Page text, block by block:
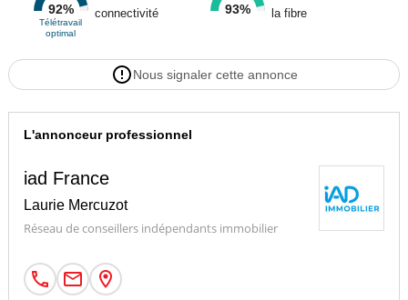
92%
Télétravail
optimal
connectivité
93%
la fibre
Nous signaler cette annonce
L'annonceur professionnel
iad France
Laurie Mercuzot
Réseau de conseillers indépendants immobilier